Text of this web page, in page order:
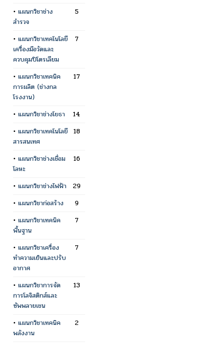
• แผนกวิชาช่าง
สำรวจ
5
• แผนกวิชาเทคโนโลยี
เครื่องมือวัดและ
ควบคุมปิโตรเลียม
7
• แผนกวิชาเทคนิค
การผลิต (ช่างกล
โรงงาน)
17
• แผนกวิชาช่างโยธา
14
• แผนกวิชาเทคโนโลยี
สารสนเทศ
18
• แผนกวิชาช่างเชื่อม
โลหะ
16
• แผนกวิชาช่างไฟฟ้า
29
• แผนกวิชาก่อสร้าง
9
• แผนกวิชาเทคนิค
พื้นฐาน
7
• แผนกวิชาเครื่อง
ทำความเย็นและปรับ
อากาศ
7
• แผนกวิชาการจัด
การโลจิสติกส์และ
ซัพพลายเชน
13
• แผนกวิชาเทคนิค
พลังงาน
2